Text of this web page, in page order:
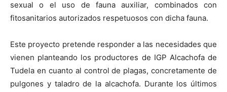
sexual o el uso de fauna auxiliar, combinados con
fitosanitarios autorizados respetuosos con dicha fauna.
Este proyecto pretende responder a las necesidades que
vienen planteando los productores de IGP Alcachofa de
Tudela en cuanto al control de plagas, concretamente de
pulgones y taladro de la alcachofa. Durante los últimos